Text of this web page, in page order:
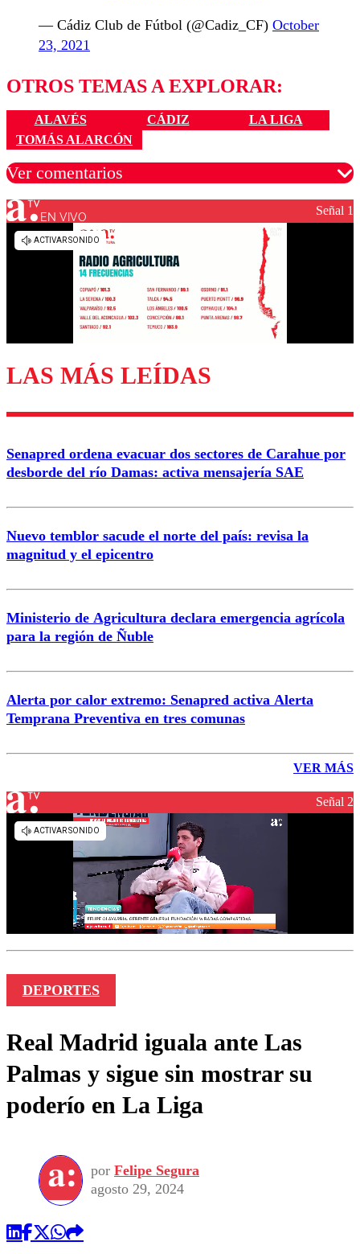
— Cádiz Club de Fútbol (@Cadiz_CF) October
23, 2021
OTROS TEMAS A EXPLORAR:
ALAVÉS CÁDIZ
LA LIGA
TOMÁS ALARCÓN
Ver comentarios
Los comentarios son moderados para garantizar un
Enviar comentario
EN VIVO Señal 1
LAS MÁS LEÍDAS
Senapred ordena evacuar dos sectores de Carahue por
desborde del río Damas: activa mensajería SAE
Nuevo temblor sacude el norte del país: revisa la
magnitud y el epicentro
Ministerio de Agricultura declara emergencia agrícola
para la región de Ñuble
Alerta por calor extremo: Senapred activa Alerta
Temprana Preventiva en tres comunas
VER MÁS
Señal 2
DEPORTES
Real Madrid iguala ante Las
Palmas y sigue sin mostrar su
poderío en La Liga
por Felipe Segura
agosto 29, 2024